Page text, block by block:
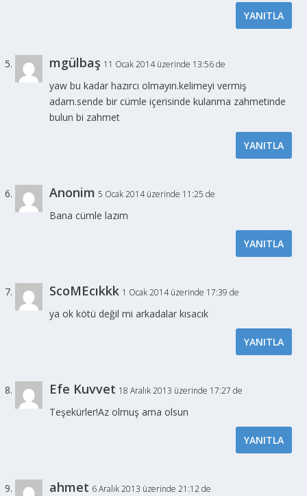
YANITLA
mgülbaş 11 Ocak 2014 üzerinde 13:56 de
yaw bu kadar hazırcı olmayın.kelimeyi vermiş
adam.sende bir cümle içerisinde kulanma zahmetinde
bulun bi zahmet
YANITLA
Anonim 5 Ocak 2014 üzerinde 11:25 de
Bana cümle lazım
YANITLA
ScoMEcıkkk 1 Ocak 2014 üzerinde 17:39 de
ya ok kötü değil mi arkadalar kısacık
YANITLA
Efe Kuvvet 18 Aralık 2013 üzerinde 17:27 de
Teşekürler!Az olmuş ama olsun
YANITLA
ahmet 6 Aralık 2013 üzerinde 21:12 de